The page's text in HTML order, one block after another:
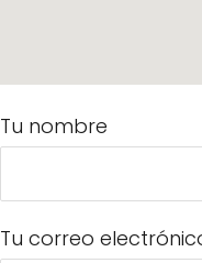
Tu nombre
Tu correo